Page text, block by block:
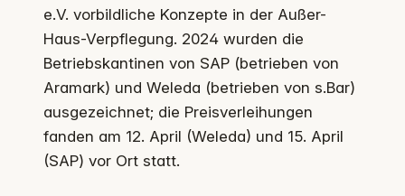
e.V. vorbildliche Konzepte in der Außer-
Haus-Verpflegung. 2024 wurden die
Betriebskantinen von SAP (betrieben von
Aramark) und Weleda (betrieben von s.Bar)
ausgezeichnet; die Preisverleihungen
fanden am 12. April (Weleda) und 15. April
(SAP) vor Ort statt.